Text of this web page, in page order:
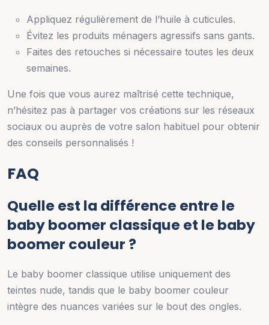
Appliquez régulièrement de l’huile à cuticules.
Évitez les produits ménagers agressifs sans gants.
Faites des retouches si nécessaire toutes les deux
semaines.
Une fois que vous aurez maîtrisé cette technique,
n’hésitez pas à partager vos créations sur les réseaux
sociaux ou auprès de votre salon habituel pour obtenir
des conseils personnalisés !
FAQ
Quelle est la différence entre le
baby boomer classique et le baby
boomer couleur ?
Le baby boomer classique utilise uniquement des
teintes nude, tandis que le baby boomer couleur
intègre des nuances variées sur le bout des ongles.